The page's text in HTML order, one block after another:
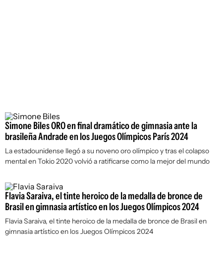
Simone Biles ORO en final dramático de gimnasia ante la
brasileña Andrade en los Juegos Olímpicos París 2024
La estadounidense llegó a su noveno oro olímpico y tras el colapso
mental en Tokio 2020 volvió a ratificarse como la mejor del mundo
Flavia Saraiva, el tinte heroico de la medalla de bronce de
Brasil en gimnasia artístico en los Juegos Olímpicos 2024
Flavia Saraiva, el tinte heroico de la medalla de bronce de Brasil en
gimnasia artístico en los Juegos Olímpicos 2024